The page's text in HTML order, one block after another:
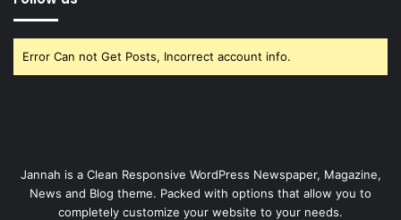
Error Can not Get Posts, Incorrect account info.
Jannah is a Clean Responsive WordPress Newspaper, Magazine,
News and Blog theme. Packed with options that allow you to
completely customize your website to your needs.